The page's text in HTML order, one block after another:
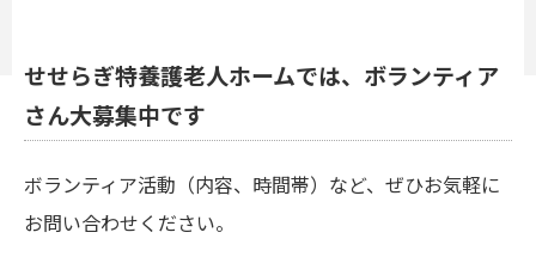
せせらぎ特養護老人ホームでは、ボランティア
さん大募集中です
ボランティア活動（内容、時間帯）など、ぜひお気軽に
お問い合わせください。